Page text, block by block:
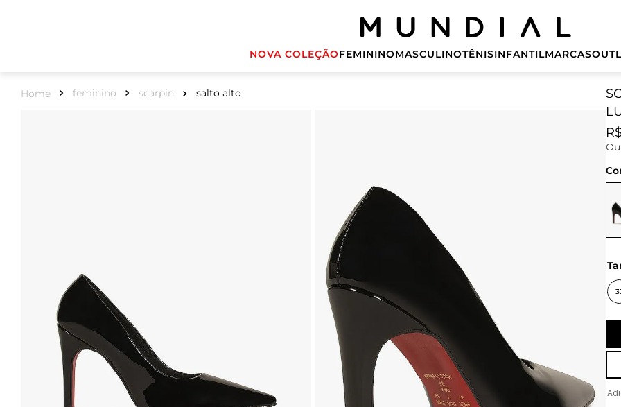
NOVA COLEÇÃOFEMININOMASCULINOTÊNISINFANTILMARCAS
feminino scarpin salto alto
Ou